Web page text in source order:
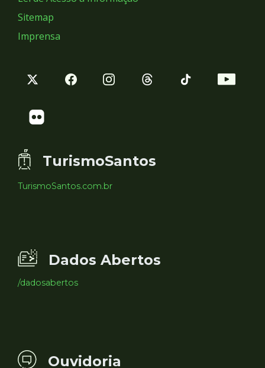
Sitemap
Imprensa
TurismoSantos
TurismoSantos.com.br
Dados Abertos
/dadosabertos
Ouvidoria